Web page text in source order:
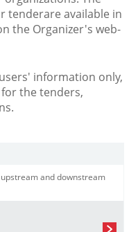
tenderare available in
the Organizer's web-
information only,
for the tenders,
and downstream